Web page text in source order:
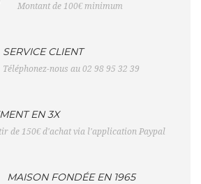
Montant de 100€ minimum
SERVICE CLIENT
Téléphonez-nous au 02 98 95 32 39
EN 3X
de 150€ d'achat via l'application Paypal
MAISON FONDÉE EN 1965